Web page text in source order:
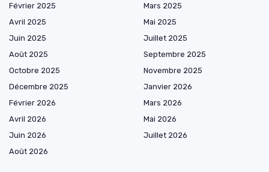
Février 2025
Mars 2025
Avril 2025
Mai 2025
Juin 2025
Juillet 2025
Août 2025
Septembre 2025
Octobre 2025
Novembre 2025
Décembre 2025
Janvier 2026
Février 2026
Mars 2026
Avril 2026
Mai 2026
Juin 2026
Juillet 2026
Août 2026